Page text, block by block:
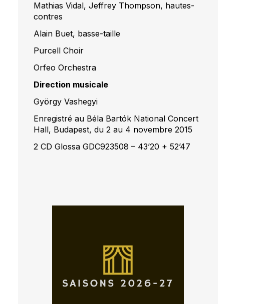
Mathias Vidal, Jeffrey Thompson, hautes-
contres
Alain Buet, basse-taille
Purcell Choir
Orfeo Orchestra
Direction musicale
György Vashegyi
Enregistré au Béla Bartók National Concert
Hall, Budapest, du 2 au 4 novembre 2015
2 CD Glossa GDC923508 – 43’20 + 52’47